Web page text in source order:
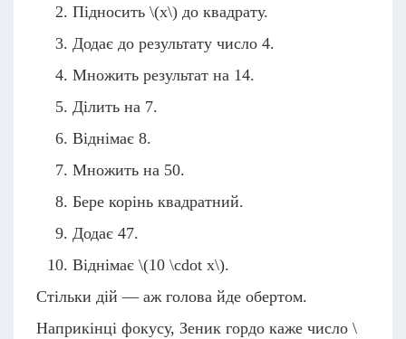
Підносить \(x\) до квадрату.
Додає до результату число 4.
Множить результат на 14.
Ділить на 7.
Віднімає 8.
Множить на 50.
Бере корінь квадратний.
Додає 47.
Віднімає \(10 \cdot x\).
Стільки дій — аж голова йде обертом.
Наприкінці фокусу, Зеник гордо каже число \